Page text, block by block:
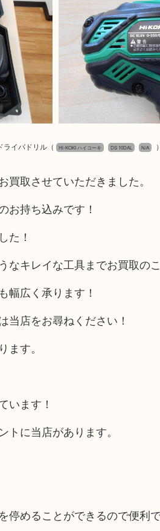
ライバドリル（ Hi-KOKI ハイコーキ DS 10DAL N/A
）
取させていただきました。
お持ち込みです！
た！
なキレイな工具までお買取の
幅広く承ります！
当店をお尋ねください！
す。
います！
に当店があります。
めることができるので便利で